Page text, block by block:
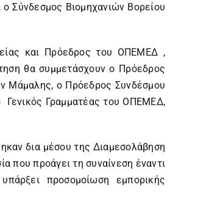
Σύνδεσμος Βιομηχανιών Βορείου
και Πρόεδρος του ΟΠΕΜΕΔ ,
θα συμμετάσχουν ο Πρόεδρος
Μάμαλης, ο Πρόεδρος Συνδέσμου
Γενικός Γραμματέας του ΟΠΕΜΕΔ,
δια μέσου της Διαμεσολάβηση
που προάγει τη συναίνεση έναντι
προσομοίωση εμπορικής